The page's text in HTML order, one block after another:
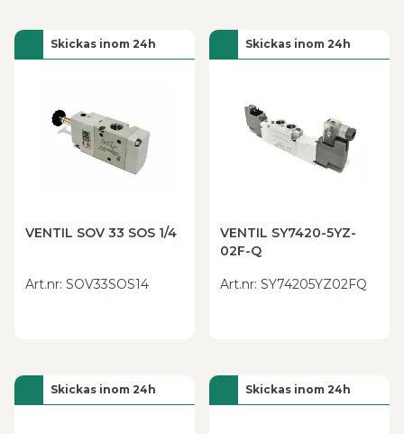
Skickas inom 24h
VENTIL SOV 33 SOS 1/4
Art.nr: SOV33SOS14
Skickas inom 24h
VENTIL SY7420-5YZ-
02F-Q
Art.nr: SY74205YZ02FQ
Skickas inom 24h Skickas inom 24h